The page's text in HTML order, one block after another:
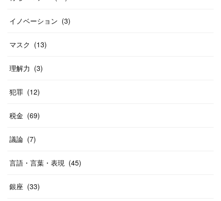
イノベーション (3)
マスク (13)
理解力 (3)
犯罪 (12)
税金 (69)
議論 (7)
言語・言葉・表現 (45)
銀座 (33)